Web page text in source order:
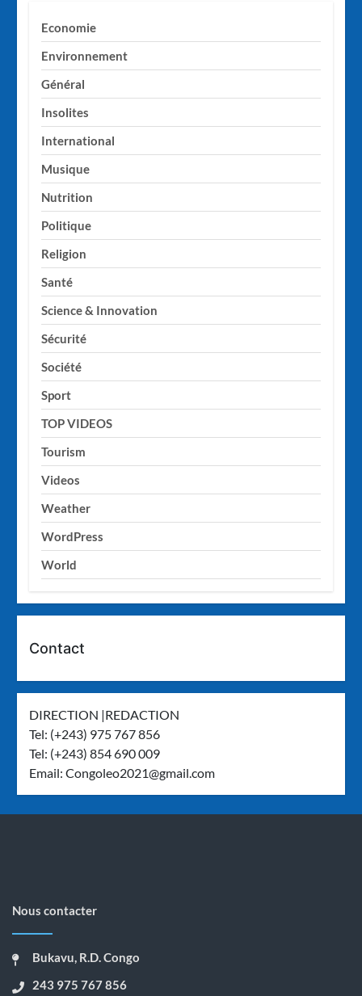
Economie
Environnement
Général
Insolites
International
Musique
Nutrition
Politique
Religion
Santé
Science & Innovation
Sécurité
Société
Sport
TOP VIDEOS
Tourism
Videos
Weather
WordPress
World
Contact
DIRECTION |REDACTION
Tel: (+243) 975 767 856
Tel: (+243) 854 690 009
Email:Congoleo2021@gmail.com
Nous contacter
Bukavu, R.D. Congo
243 975 767 856